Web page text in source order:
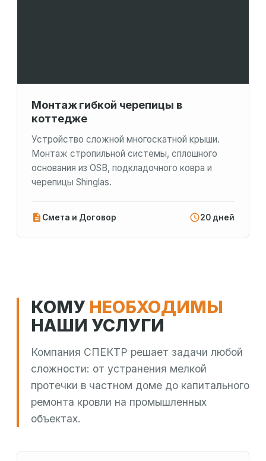
Монтаж гибкой черепицы в
коттедже
Устройство сложной многоскатной крыши.
Монтаж стропильной системы, сплошного
основания из OSB, подкладочного ковра и
черепицы Shinglas.
Смета и Договор 20 дней
КОМУ НЕОБХОДИМЫ
НАШИ УСЛУГИ
Компания СПЕКТР решает задачи любой
сложности: от устранения мелкой
протечки в частном доме до капитального
ремонта кровли на промышленных
объектах.